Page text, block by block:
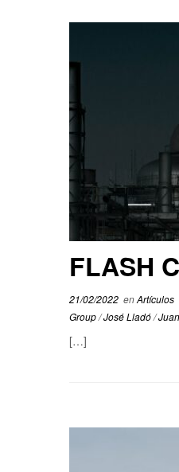
FLASH
21/02/2022 enArtículos
Group/José Lladó/
[…]